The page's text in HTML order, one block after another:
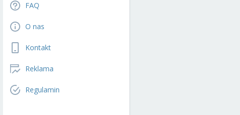
FAQ
O nas
Kontakt
Reklama
Regulamin